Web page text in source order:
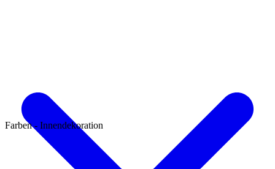
Farben - Innendekoration